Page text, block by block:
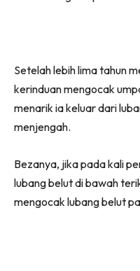
Setelah lebih lima tahun
kerinduan mengocak
menarik ia keluar dari
menjengah.
Bezanya, jika pada kali
lubang belut di bawah
mengocak lubang belut